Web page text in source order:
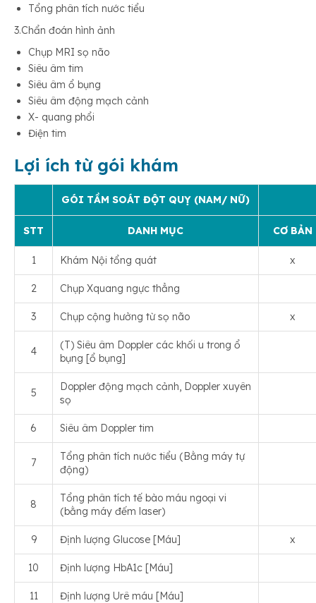
Tổng phân tích nước tiểu
3.Chẩn đoán hình ảnh
Chụp MRI sọ não
Siêu âm tim
Siêu âm ổ bụng
Siêu âm động mạch cảnh
X- quang phổi
Điện tim
Lợi ích từ gói khám
GÓI TẦM SOÁT ĐỘT QUỴ (NAM/ NỮ)
STT DANH MỤC CƠ BẢN
1 Khám Nội tổng quát x
2 Chụp Xquang ngực thẳng
3 Chụp cộng hưởng từ sọ não x
4
(T) Siêu âm Doppler các khối u trong ổ
bụng [ổ bụng]
5
Doppler động mạch cảnh, Doppler xuyên
sọ
6 Siêu âm Doppler tim
7
Tổng phân tích nước tiểu (Bằng máy tự
động)
8
Tổng phân tích tế bào máu ngoại vi
(bằng máy đếm laser)
9 Định lượng Glucose [Máu] x
10 Định lượng HbA1c [Máu]
11 Định lượng Urê máu [Máu]